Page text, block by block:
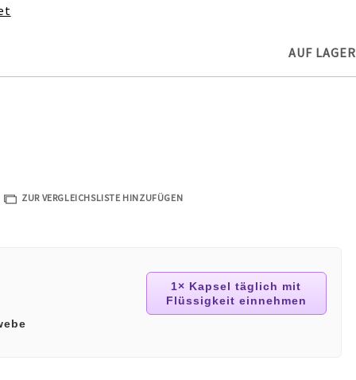
AUF LAGER
ZUR VERGLEICHSLISTE HINZUFÜGEN
1× Kapsel täglich mit
Flüssigkeit einnehmen